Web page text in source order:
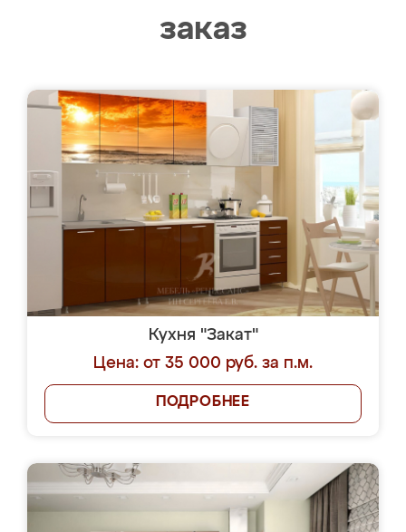
заказ
Кухня "Закат"
Цена: от 35 000 руб. за п.м.
ПОДРОБНЕЕ